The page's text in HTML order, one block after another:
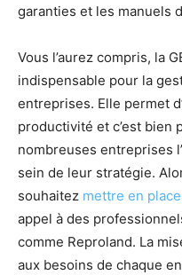
garanties et les manuels
Vous l’aurez compris, la
indispensable pour la
entreprises. Elle permet
productivité et c’est bien
nombreuses entreprises
sein de leur stratégie.
souhaitez mettre en
appel à des
comme Reproland. La
aux besoins de chaque